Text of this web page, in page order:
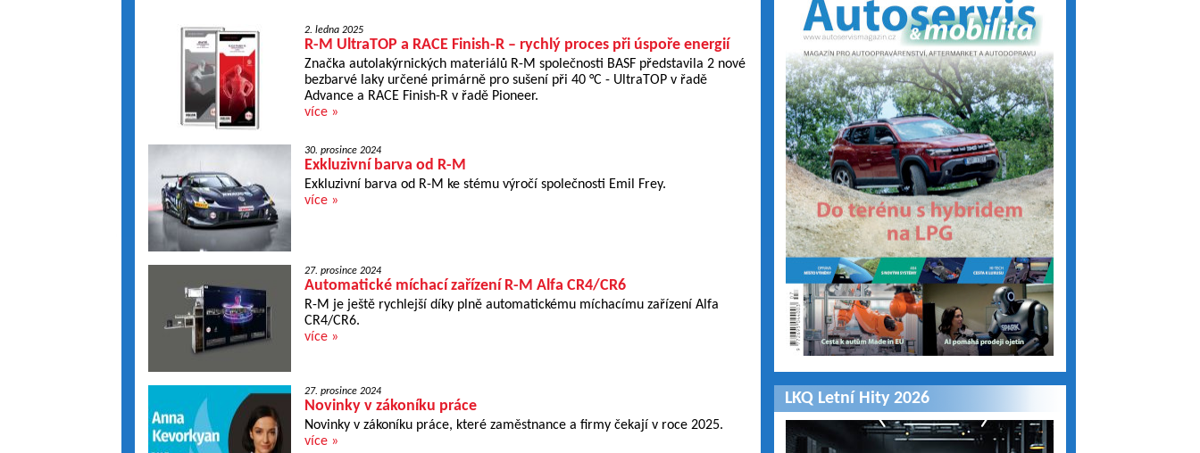
2. ledna 2025
R-M UltraTOP a RACE Finish-R – rychlý proces při úspoře energií
Značka autolakýrnických materiálů R-M společnosti BASF představila 2 nové
bezbarvé laky určené primárně pro sušení při 40 °C - UltraTOP v řadě
Advance a RACE Finish-R v řadě Pioneer.
více »
30. prosince 2024
Exkluzivní barva od R-M
Exkluzivní barva od R-M ke stému výročí společnosti Emil Frey.
více »
27. prosince 2024
Automatické míchací zařízení R-M Alfa CR4/CR6
R-M je ještě rychlejší díky plně automatickému míchacímu zařízení Alfa
CR4/CR6.
více »
27. prosince 2024
Novinky v zákoníku práce
Novinky v zákoníku práce, které zaměstnance a firmy čekají v roce 2025.
více »
LKQ Letní Hity 2026